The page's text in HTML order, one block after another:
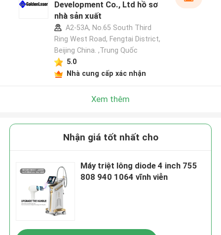
Development Co., Ltd hồ sơ
nhà sản xuất
A2-53A, No.65 South Third
Ring West Road, Fengtai District,
Beijing China. ,Trung Quốc
5.0
Nhà cung cấp xác nhận
Xem thêm
Nhận giá tốt nhất cho
Máy triệt lông diode 4 inch 755
808 940 1064 vĩnh viễn